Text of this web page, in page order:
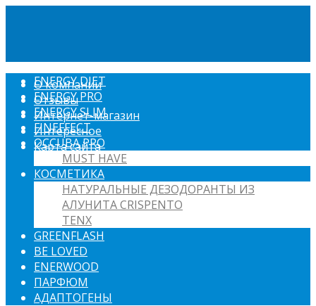
О компании
Отзывы
Интернет-магазин
Интересное
Карта сайта
ENERGY DIET
ENERGY PRO
ENERGY SLIM
FINEFFECT
OCCUBA PRO
MUST HAVE
КОСМЕТИКА
НАТУРАЛЬНЫЕ ДЕЗОДОРАНТЫ ИЗ
АЛУНИТА CRISPENTO
TENX
GREENFLASH
BE LOVED
ENERWOOD
ПАРФЮМ
АДАПТОГЕНЫ